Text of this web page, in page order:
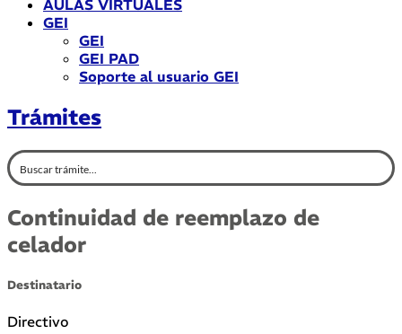
AULAS VIRTUALES
GEI
GEI
GEI PAD
Soporte al usuario GEI
Trámites
Continuidad de reemplazo de
celador
Destinatario
Directivo